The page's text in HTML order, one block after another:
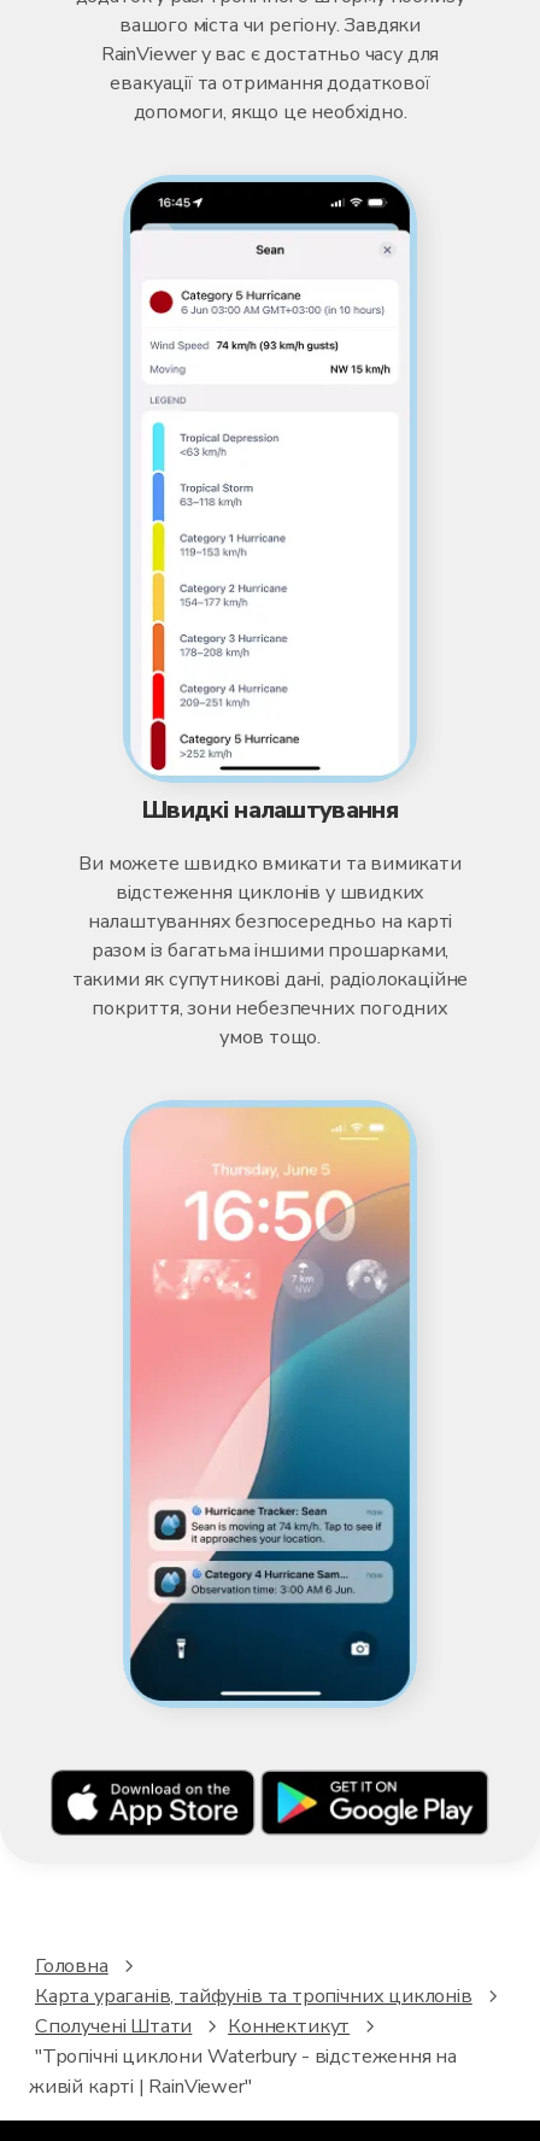
вашого міста чи регіону. Завдяки
RainViewer у вас є достатньо часу для
евакуації та отримання додаткової
допомоги, якщо це необхідно.
Швидкі налаштування
Ви можете швидко вмикати та вимикати
відстеження циклонів у швидких
налаштуваннях безпосередньо на карті
разом із багатьма іншими прошарками,
такими як супутникові дані, радіолокаційне
покриття, зони небезпечних погодних
умов тощо.
Головна
Карта ураганів, тайфунів та тропічних циклонів
Сполучені Штати
Коннектикут
"Тропічні циклони Waterbury - відстеження на
живій карті | RainViewer"